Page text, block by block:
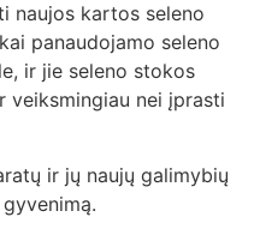
naujos kartos seleno
panaudojamo seleno
ir jie seleno stokos
veiksmingiau nei įprasti
ir jų naujų galimybių